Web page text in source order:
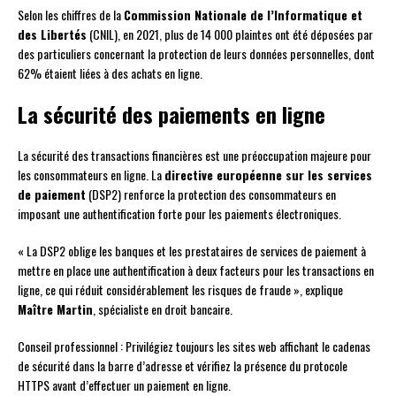
Selon les chiffres de laCommission Nationale de l’Informatique et
des Libertés (CNIL), en 2021, plus de 14 000 plaintes ont été déposées par
des particuliers concernant la protection de leurs données personnelles, dont
62% étaient liées à des achats en ligne.
La sécurité des paiements en ligne
La sécurité des transactions financières est une préoccupation majeure pour
les consommateurs en ligne. Ladirective européenne sur les services
de paiement (DSP2) renforce la protection des consommateurs en
imposant une authentification forte pour les paiements électroniques.
« La DSP2 oblige les banques et les prestataires de services de paiement à
mettre en place une authentification à deux facteurs pour les transactions en
ligne, ce qui réduit considérablement les risques de fraude », explique
Maître Martin , spécialiste en droit bancaire.
Conseil professionnel : Privilégiez toujours les sites web affichant le cadenas
de sécurité dans la barre d’adresse et vérifiez la présence du protocole
HTTPS avant d’effectuer un paiement en ligne.